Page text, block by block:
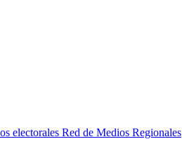
Red de Medios Regionales